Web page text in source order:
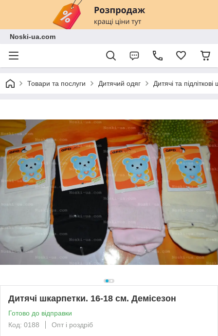
Noski-ua.com
Товари та послуги Дитячий одяг Дитячі та
Дитячі шкарпетки. 16-18 см. Демісезон
Готово до відправки
Код: 0188
Опт і роздріб